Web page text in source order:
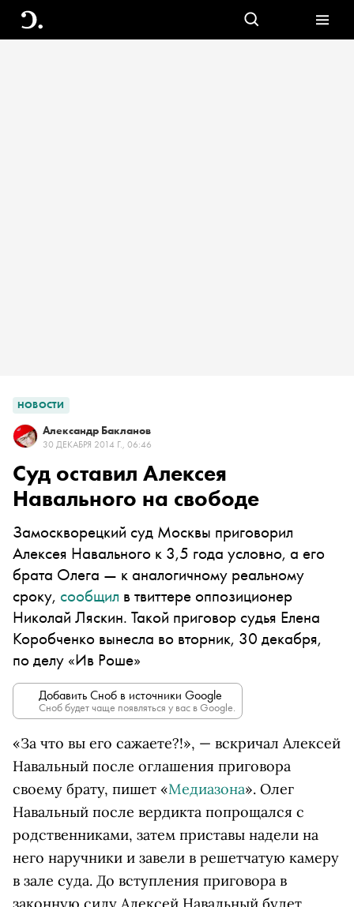
НОВОСТИ
Александр Бакланов
30 ДЕКАБРЯ 2014 Г., 06:46
Суд оставил Алексея
Навального на свободе
Замоскворецкий суд Москвы приговорил
Алексея Навального к 3,5 года условно, а его
брата Олега — к аналогичному реальному
сроку, сообщил в твиттере оппозиционер
Николай Ляскин. Такой приговор судья Елена
Коробченко вынесла во вторник, 30 декабря,
по делу «Ив Роше»
Добавить Сноб в источники Google
Сноб будет чаще появляться у вас в Google.
«За что вы его сажаете?!», — вскричал Алексей
Навальный после оглашения приговора
своему брату, пишет «Медиазона». Олег
Навальный после вердикта попрощался с
родственниками, затем приставы надели на
него наручники и завели в решетчатую камеру
в зале суда. До вступления приговора в